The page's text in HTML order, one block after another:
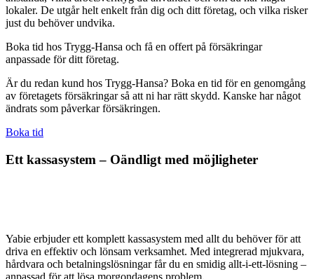
lokaler. De utgår helt enkelt från dig och ditt företag, och vilka risker
just du behöver undvika.
Boka tid hos Trygg-Hansa och få en offert på försäkringar
anpassade för ditt företag.
Är du redan kund hos Trygg-Hansa? Boka en tid för en genomgång
av företagets försäkringar så att ni har rätt skydd. Kanske har något
ändrats som påverkar försäkringen.
Boka tid
Ett kassasystem – Oändligt med möjligheter
Yabie erbjuder ett komplett kassasystem med allt du behöver för att
driva en effektiv och lönsam verksamhet. Med integrerad mjukvara,
hårdvara och betalningslösningar får du en smidig allt-i-ett-lösning –
anpassad för att lösa morgondagens problem.